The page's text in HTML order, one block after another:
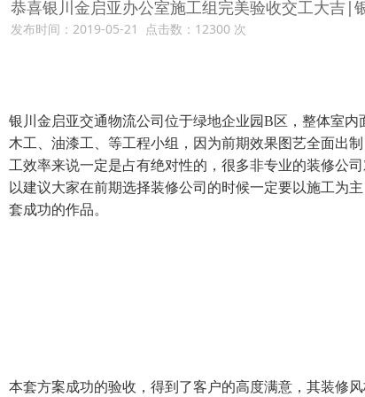
恭喜银川金启亚办公室施工组完美验收交工大吉|
发布时间： 2019-05-21 点击数：12300 次
银川金启亚交通物流公司位于绿地企业园B区，整体室内
木工、油漆工、等工程小组，因为前期效果图艺全面出
工效率来说一定是占有绝对性的，很多非专业的装修公
以建议大家在前期选择装修公司的时候一定要以施工为
套成功的作品。
本套方案成功的验收，得到了客户的高度满意，其装修